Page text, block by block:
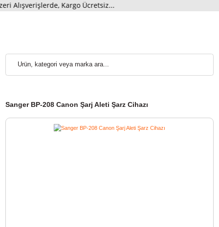
Sanger BP-208 Canon Şarj Aleti Şarz Cihazı
Kargo Ücretsiz...